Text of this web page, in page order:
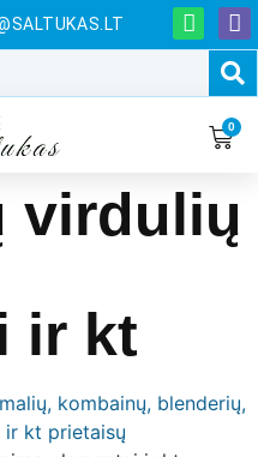
0
virdulių
ir kt
kombainų, blenderių,
ir kt prietaisų